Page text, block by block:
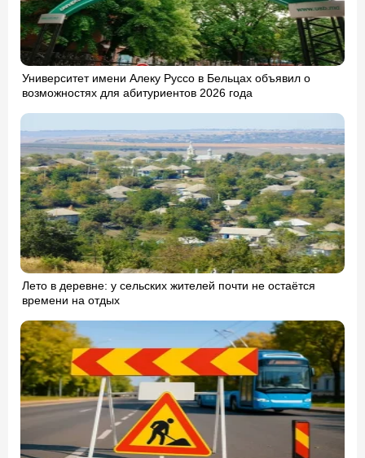
Университет имени Алеку Руссо в Бельцах объявил о
возможностях для абитуриентов 2026 года
Лето в деревне: у сельских жителей почти не остаётся
времени на отдых